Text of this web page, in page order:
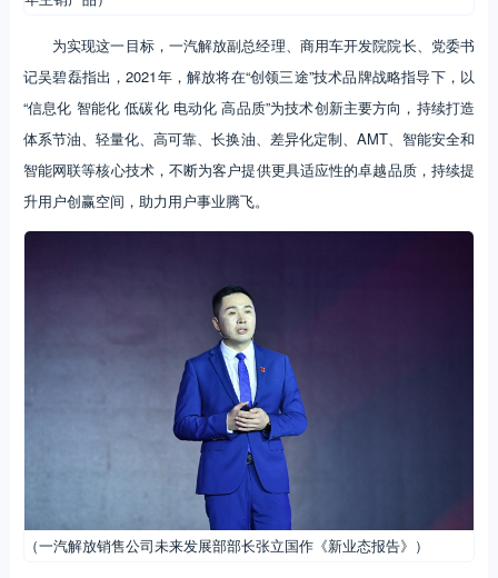
为实现这一目标，一汽解放副总经理、商用车开发院院长、党委书
记吴碧磊指出，2021年，解放将在“创领三途”技术品牌战略指导下，以
“信息化 智能化 低碳化 电动化 高品质”为技术创新主要方向，持续打造
体系节油、轻量化、高可靠、长换油、差异化定制、AMT、智能安全和
智能网联等核心技术，不断为客户提供更具适应性的卓越品质，持续提
升用户创赢空间，助力用户事业腾飞。
（一汽解放销售公司未来发展部部长张立国作《新业态报告》）